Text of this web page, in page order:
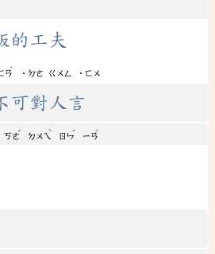
的工夫
ㄢ
ˋ
˙ㄉㄜ ㄍㄨㄥ ˙ㄈㄨ
可對人言
ㄎㄜ
ˇ
ㄉㄨㄟ
ˋ
ㄖㄣ
ˊ
ㄧㄢ
ˊ